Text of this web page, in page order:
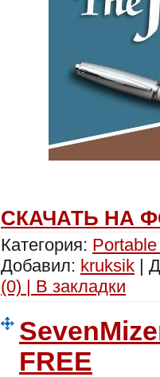
СКАЧАТЬ НА
Категория:
Добавил: kruksik |
(0) | В закладки
FREE